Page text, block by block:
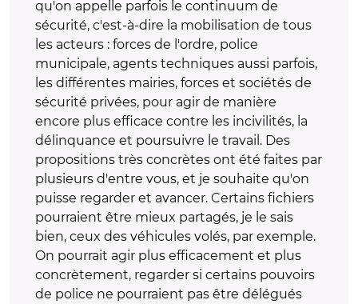
qu'on appelle parfois le continuum de
sécurité, c'est-à-dire la mobilisation de tous
les acteurs : forces de l'ordre, police
municipale, agents techniques aussi parfois,
les différentes mairies, forces et sociétés de
sécurité privées, pour agir de manière
encore plus efficace contre les incivilités, la
délinquance et poursuivre le travail. Des
propositions très concrètes ont été faites par
plusieurs d'entre vous, et je souhaite qu'on
puisse regarder et avancer. Certains fichiers
pourraient être mieux partagés, je le sais
bien, ceux des véhicules volés, par exemple.
On pourrait agir plus efficacement et plus
concrètement, regarder si certains pouvoirs
de police ne pourraient pas être délégués